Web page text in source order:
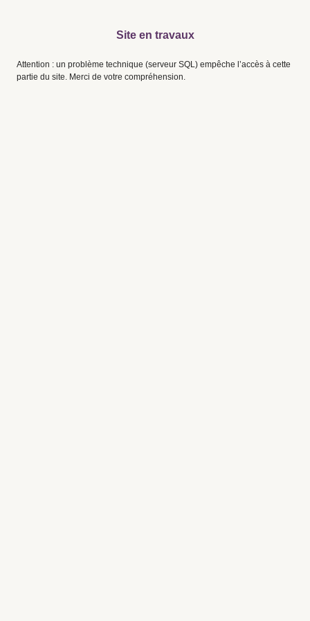
Site en travaux
Attention : un problème technique (serveur SQL) empêche l’accès à cette
partie du site. Merci de votre compréhension.